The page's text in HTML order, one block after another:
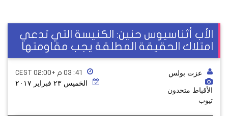
الأب أثناسيوس حنين: الكنيسة التي تدعي
امتلاك الحقيقة المطلقة يجب مقاومتها
عزت بولس
الأقباط متحدون
تيوب
٤١: ٠٣ م +02:00 CEST
الخميس ٢٣ فبراير ٢٠١٧